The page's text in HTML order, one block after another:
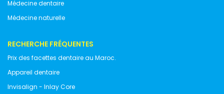
Médecine dentaire
Médecine naturelle
RECHERCHE FRÉQUENTES
Prix des facettes dentaire au Maroc.
Appareil dentaire
Invisalign - Inlay Core